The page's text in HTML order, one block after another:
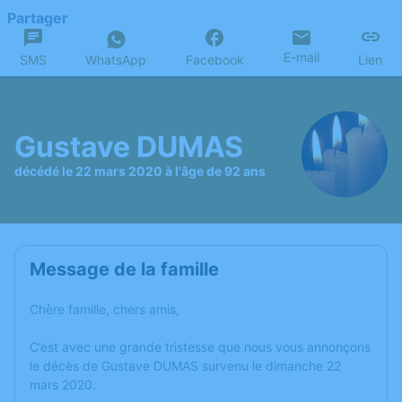
Partager
SMS WhatsApp Facebook E-mail Lien
Gustave DUMAS
décédé le 22 mars 2020 à l'âge de 92 ans
Message de la famille
Chère famille, chers amis,
C’est avec une grande tristesse que nous vous annonçons
le décès de Gustave DUMAS survenu le dimanche 22
mars 2020.